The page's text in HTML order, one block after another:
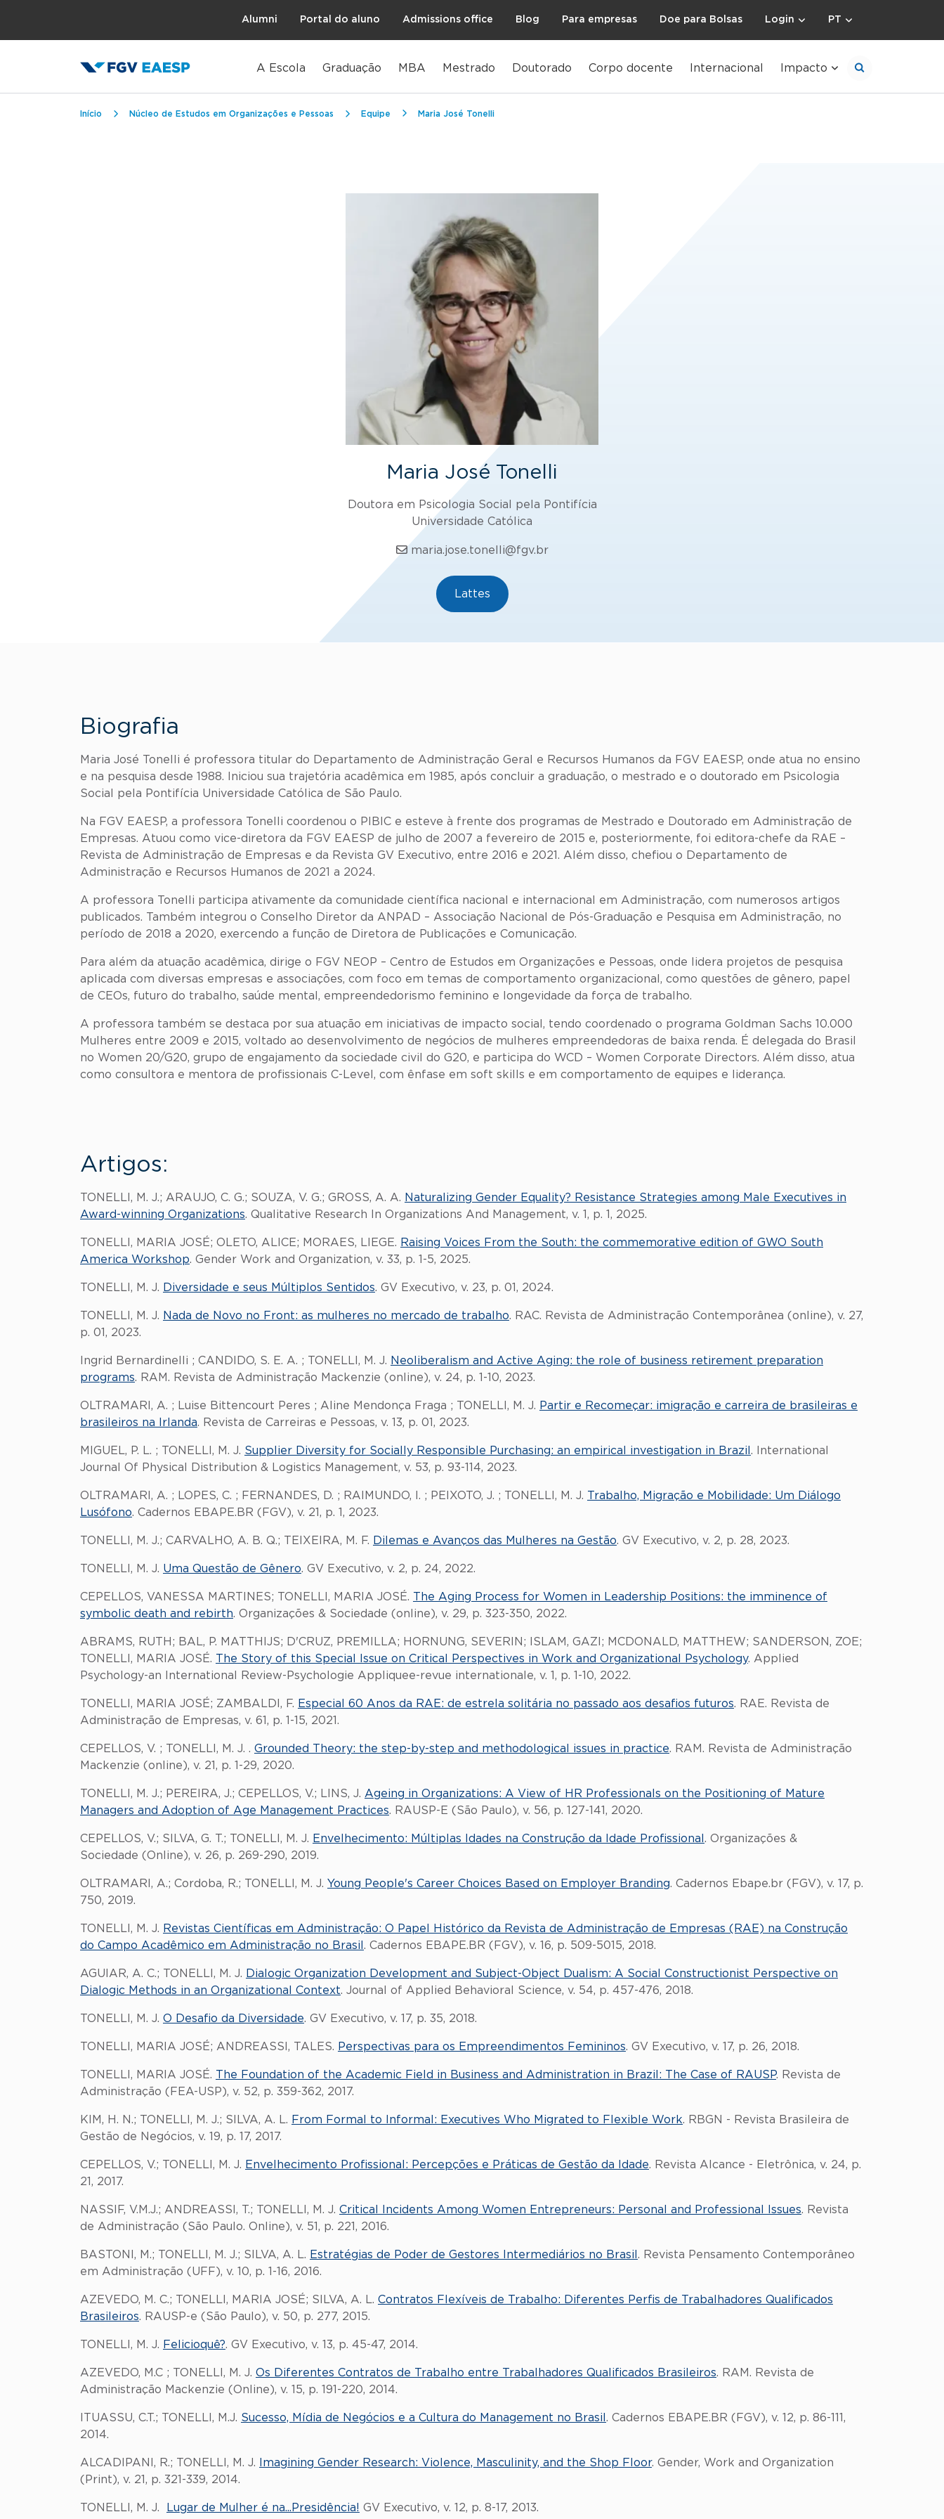
Alumni Portal do aluno Admissions office Blog Para empresas Doe para Bolsas Login PT
A Escola Graduação MBA Mestrado Doutorado Corpo docente Internacional Impacto
Trilha de navegação
Início Núcleo de Estudos em Organizações e Pessoas Equipe Maria José Tonelli
Maria José Tonelli
Doutora em Psicologia Social pela Pontifícia
Universidade Católica
maria.jose.tonelli@fgv.br
Lattes
Biografia
Maria José Tonelli é professora titular do Departamento de Administração Geral e Recursos Humanos da FGV EAESP, onde atua no ensino
e na pesquisa desde 1988. Iniciou sua trajetória acadêmica em 1985, após concluir a graduação, o mestrado e o doutorado em Psicologia
Social pela Pontifícia Universidade Católica de São Paulo.
Na FGV EAESP, a professora Tonelli coordenou o PIBIC e esteve à frente dos programas de Mestrado e Doutorado em Administração de
Empresas. Atuou como vice-diretora da FGV EAESP de julho de 2007 a fevereiro de 2015 e, posteriormente, foi editora-chefe da RAE –
Revista de Administração de Empresas e da Revista GV Executivo, entre 2016 e 2021. Além disso, chefiou o Departamento de
Administração e Recursos Humanos de 2021 a 2024.
A professora Tonelli participa ativamente da comunidade científica nacional e internacional em Administração, com numerosos artigos
publicados. Também integrou o Conselho Diretor da ANPAD – Associação Nacional de Pós-Graduação e Pesquisa em Administração, no
período de 2018 a 2020, exercendo a função de Diretora de Publicações e Comunicação.
Para além da atuação acadêmica, dirige o FGV NEOP – Centro de Estudos em Organizações e Pessoas, onde lidera projetos de pesquisa
aplicada com diversas empresas e associações, com foco em temas de comportamento organizacional, como questões de gênero, papel
de CEOs, futuro do trabalho, saúde mental, empreendedorismo feminino e longevidade da força de trabalho.
A professora também se destaca por sua atuação em iniciativas de impacto social, tendo coordenado o programa Goldman Sachs 10.000
Mulheres entre 2009 e 2015, voltado ao desenvolvimento de negócios de mulheres empreendedoras de baixa renda. É delegada do Brasil
no Women 20/G20, grupo de engajamento da sociedade civil do G20, e participa do WCD – Women Corporate Directors. Além disso, atua
como consultora e mentora de profissionais C-Level, com ênfase em soft skills e em comportamento de equipes e liderança.
Artigos:
TONELLI, M. J.; ARAUJO, C. G.; SOUZA, V. G.; GROSS, A. A. Naturalizing Gender Equality? Resistance Strategies among Male Executives in
Award-winning Organizations. Qualitative Research In Organizations And Management, v. 1, p. 1, 2025.
TONELLI, MARIA JOSÉ; OLETO, ALICE; MORAES, LIEGE. Raising Voices From the South: the commemorative edition of GWO South
America Workshop. Gender Work and Organization, v. 33, p. 1-5, 2025.
TONELLI, M. J. Diversidade e seus Múltiplos Sentidos. GV Executivo, v. 23, p. 01, 2024.
TONELLI, M. J. Nada de Novo no Front: as mulheres no mercado de trabalho. RAC. Revista de Administração Contemporânea (online), v. 27,
p. 01, 2023.
Ingrid Bernardinelli ; CANDIDO, S. E. A. ; TONELLI, M. J. Neoliberalism and Active Aging: the role of business retirement preparation
programs. RAM. Revista de Administração Mackenzie (online), v. 24, p. 1-10, 2023.
OLTRAMARI, A. ; Luise Bittencourt Peres ; Aline Mendonça Fraga ; TONELLI, M. J. Partir e Recomeçar: imigração e carreira de brasileiras e
brasileiros na Irlanda. Revista de Carreiras e Pessoas, v. 13, p. 01, 2023.
MIGUEL, P. L. ; TONELLI, M. J. Supplier Diversity for Socially Responsible Purchasing: an empirical investigation in Brazil . International
Journal Of Physical Distribution & Logistics Management, v. 53, p. 93-114, 2023.
OLTRAMARI, A. ; LOPES, C. ; FERNANDES, D. ; RAIMUNDO, I. ; PEIXOTO, J. ; TONELLI, M. J. Trabalho, Migração e Mobilidade: Um Diálogo
Lusófono. Cadernos EBAPE.BR (FGV), v. 21, p. 1, 2023.
TONELLI, M. J.; CARVALHO, A. B. Q.; TEIXEIRA, M. F. Dilemas e Avanços das Mulheres na Gestão. GV Executivo, v. 2, p. 28, 2023.
TONELLI, M. J. Uma Questão de Gênero. GV Executivo, v. 2, p. 24, 2022.
CEPELLOS, VANESSA MARTINES; TONELLI, MARIA JOSÉ. The Aging Process for Women in Leadership Positions: the imminence of
symbolic death and rebirth. Organizações & Sociedade (online), v. 29, p. 323-350, 2022.
ABRAMS, RUTH; BAL, P. MATTHIJS; D'CRUZ, PREMILLA; HORNUNG, SEVERIN; ISLAM, GAZI; MCDONALD, MATTHEW; SANDERSON, ZOE;
TONELLI, MARIA JOSÉ. The Story of this Special Issue on Critical Perspectives in Work and Organizational Psychology. Applied
Psychology-an International Review-Psychologie Appliquee-revue internationale, v. 1, p. 1-10, 2022.
TONELLI, MARIA JOSÉ; ZAMBALDI, F. Especial 60 Anos da RAE: de estrela solitária no passado aos desafios futuros. RAE. Revista de
Administração de Empresas, v. 61, p. 1-15, 2021.
CEPELLOS, V. ; TONELLI, M. J. . Grounded Theory: the step-by-step and methodological issues in practice. RAM. Revista de Administração
Mackenzie (online), v. 21, p. 1-29, 2020.
TONELLI, M. J.; PEREIRA, J.; CEPELLOS, V.; LINS, J. Ageing in Organizations: A View of HR Professionals on the Positioning of Mature
Managers and Adoption of Age Management Practices. RAUSP-E (São Paulo), v. 56, p. 127-141, 2020.
CEPELLOS, V.; SILVA, G. T.; TONELLI, M. J. Envelhecimento: Múltiplas Idades na Construção da Idade Profissional . Organizações &
Sociedade (Online), v. 26, p. 269-290, 2019.
OLTRAMARI, A.; Cordoba, R.; TONELLI, M. J. Young People's Career Choices Based on Employer Branding. Cadernos Ebape.br (FGV), v. 17, p.
750, 2019.
TONELLI, M. J. Revistas Científicas em Administração: O Papel Histórico da Revista de Administração de Empresas (RAE) na Construção
do Campo Acadêmico em Administração no Brasil . Cadernos EBAPE.BR (FGV), v. 16, p. 509-5015, 2018.
AGUIAR, A. C.; TONELLI, M. J. Dialogic Organization Development and Subject-Object Dualism: A Social Constructionist Perspective on
Dialogic Methods in an Organizational Context. Journal of Applied Behavioral Science, v. 54, p. 457-476, 2018.
TONELLI, M. J. O Desafio da Diversidade. GV Executivo, v. 17, p. 35, 2018.
TONELLI, MARIA JOSÉ; ANDREASSI, TALES. Perspectivas para os Empreendimentos Femininos. GV Executivo, v. 17, p. 26, 2018.
TONELLI, MARIA JOSÉ. The Foundation of the Academic Field in Business and Administration in Brazil: The Case of RAUSP. Revista de
Administração (FEA-USP), v. 52, p. 359-362, 2017.
KIM, H. N.; TONELLI, M. J.; SILVA, A. L. From Formal to Informal: Executives Who Migrated to Flexible Work. RBGN - Revista Brasileira de
Gestão de Negócios, v. 19, p. 17, 2017.
CEPELLOS, V.; TONELLI, M. J. Envelhecimento Profissional: Percepções e Práticas de Gestão da Idade. Revista Alcance - Eletrônica, v. 24, p.
21, 2017.
NASSIF, V.M.J.; ANDREASSI, T.; TONELLI, M. J. Critical Incidents Among Women Entrepreneurs: Personal and Professional Issues. Revista
de Administração (São Paulo. Online), v. 51, p. 221, 2016.
BASTONI, M.; TONELLI, M. J.; SILVA, A. L. Estratégias de Poder de Gestores Intermediários no Brasil . Revista Pensamento Contemporâneo
em Administração (UFF), v. 10, p. 1-16, 2016.
AZEVEDO, M. C.; TONELLI, MARIA JOSÉ; SILVA, A. L. Contratos Flexíveis de Trabalho: Diferentes Perfis de Trabalhadores Qualificados
Brasileiros. RAUSP-e (São Paulo), v. 50, p. 277, 2015.
TONELLI, M. J. Felicioquê?. GV Executivo, v. 13, p. 45-47, 2014.
AZEVEDO, M.C ; TONELLI, M. J. Os Diferentes Contratos de Trabalho entre Trabalhadores Qualificados Brasileiros. RAM. Revista de
Administração Mackenzie (Online), v. 15, p. 191-220, 2014.
ITUASSU, C.T.; TONELLI, M.J. Sucesso, Mídia de Negócios e a Cultura do Management no Brasil . Cadernos EBAPE.BR (FGV), v. 12, p. 86-111,
2014.
ALCADIPANI, R.; TONELLI, M. J. Imagining Gender Research: Violence, Masculinity, and the Shop Floor. Gender, Work and Organization
(Print), v. 21, p. 321-339, 2014.
TONELLI, M. J. Lugar de Mulher é na...Presidência! GV Executivo, v. 12, p. 8-17, 2013.